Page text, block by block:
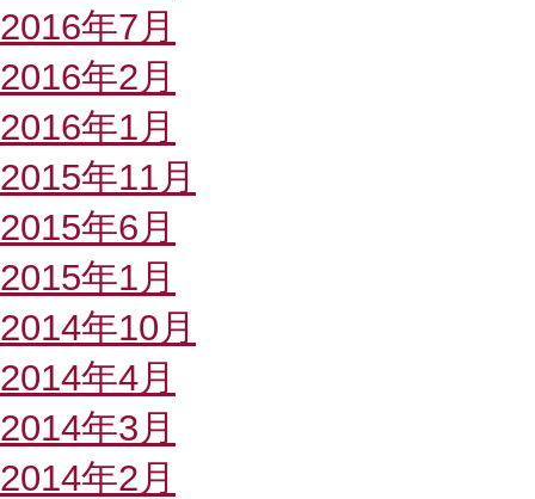
2016年7月
2016年2月
2016年1月
2015年11月
2015年6月
2015年1月
2014年10月
2014年4月
2014年3月
2014年2月